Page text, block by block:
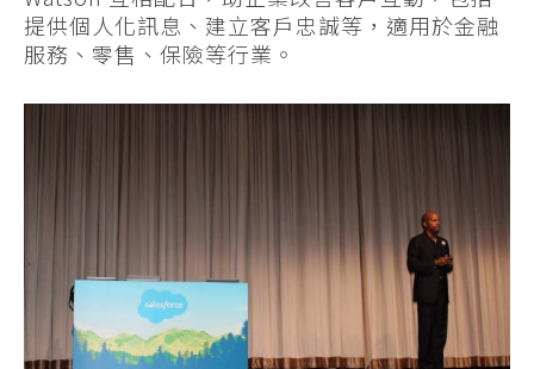
提供個人化訊息、建立客戶忠誠等，適用於金融
服務、零售、保險等行業。